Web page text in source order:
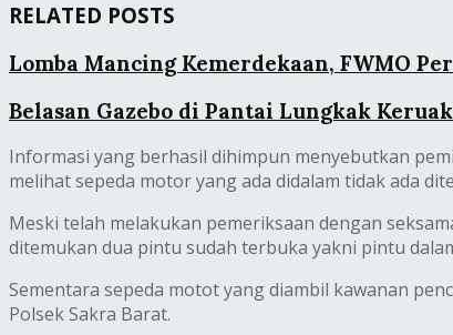
RELATED POSTS
Lomba Mancing Kemerdekaan, FWMO
Belasan Gazebo di Pantai Lungkak
Informasi yang berhasil dihimpun menyebutkan
melihat sepeda motor yang ada didalam tidak ada
Meski telah melakukan pemeriksaan dengan
ditemukan dua pintu sudah terbuka yakni pintu
Sementara sepeda motot yang diambil kawanan
Polsek Sakra Barat.